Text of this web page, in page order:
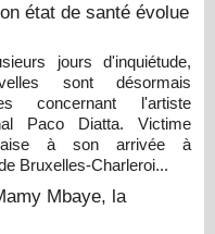
état de santé évolue
jours d'inquiétude,
sont désormais
concernant l'artiste
Paco Diatta. Victime
à son arrivée à
Bruxelles-Charleroi...
Mbaye, la